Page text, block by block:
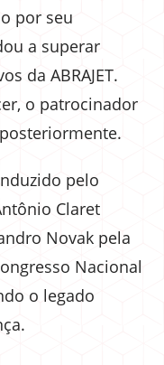
por seu
a superar
da ABRAJET.
o patrocinador
pelo
Claret
Novak pela
Nacional
o legado